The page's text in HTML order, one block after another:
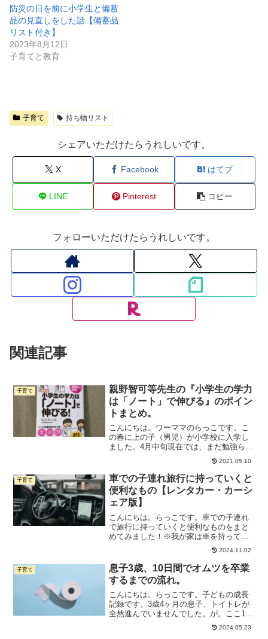
防災の日を前に小学生と備蓄
品の見直しをした話【備蓄品
リスト付き】
2023年8月12日
子育てと教育
子育て 持ち物リスト
シェアいただけたらうれしいです。
X Facebook はてブ
LINE Pinterest コピー
フォローいただけたらうれしいです。
関連記事
子育て
親野智可等先生の『小学生の学力
は「ノート」で伸びる』のポイン
トまとめ。
こんにちは。ワーママのらっこです。こ
の春に上の子（男児）が小学校に入学し
ました。4月中旬現在では、まだ勉強らし
い勉強は始まっていません。学校の授業
が本格的にスタートしたときの心の準備
のために、こちらの本を読みました。著
者の親野智可等先生は教...
2021.05.10
子育て
車での子連れ旅行に持っていくと
便利なもの【レンタカー・カーシ
ェア版】
こんにちは。らっこです。車での子連れ
で旅行に持っていくと便利なものをまと
めてみました！※我が家は車を持ってい
ないので、レンタカーやカーシェア派の
目線で選んでいます。これから旅行する
方のご参考になれば幸いです。モバイル
バッテリー旅行中、地図を...
2024.11.02
子育て
息子3歳、10日間でオムツを卒業
するまでの流れ。
こんにちは。らっこです。子どもの成長
記録です。3歳4ヶ月の息子、トイトレが
全然進んでいませんでした。が。ここ10
日で大きな進歩があり、 突然オムツを卒
業しました。 経緯はこんな感じです。あ
2024.05.23